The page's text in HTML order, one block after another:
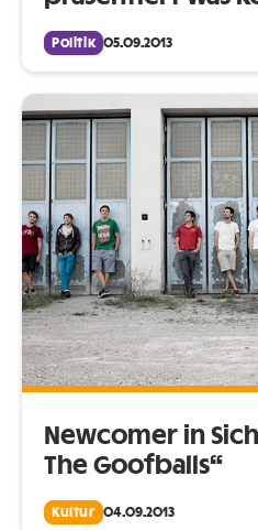
Politik 05.09.2013
Newcomer in
The Goofballs“
Kultur 04.09.2013